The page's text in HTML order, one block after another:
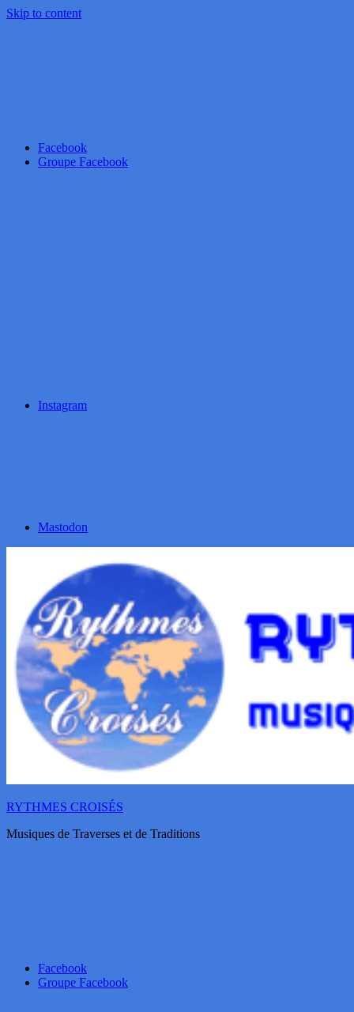
Skip to content
Facebook
Groupe Facebook
Instagram
Mastodon
RYTHMES CROISÉS
Musiques de Traverses et de Traditions
Facebook
Groupe Facebook